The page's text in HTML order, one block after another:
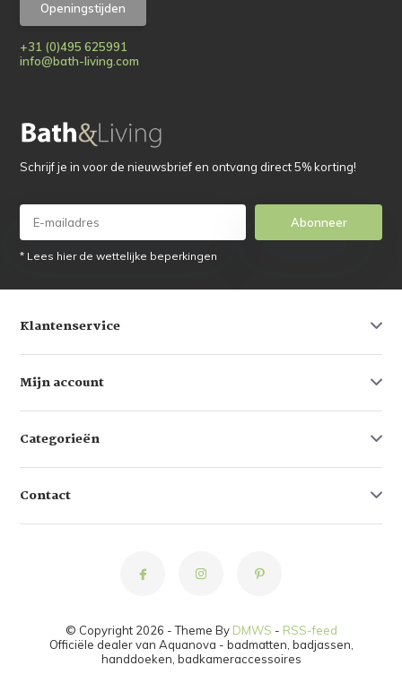
Openingstijden
+31 (0)495 625991
info@bath-living.com
Schrijf je in voor de nieuwsbrief en ontvang direct 5% korting!
Abonneer
* Lees hier de wettelijke beperkingen
Klantenservice
Mijn account
Categorieën
Contact
© Copyright 2026 - Theme By DMWS - RSS-feed
Officiële dealer van Aquanova - badmatten, badjassen,
handdoeken, badkameraccessoires